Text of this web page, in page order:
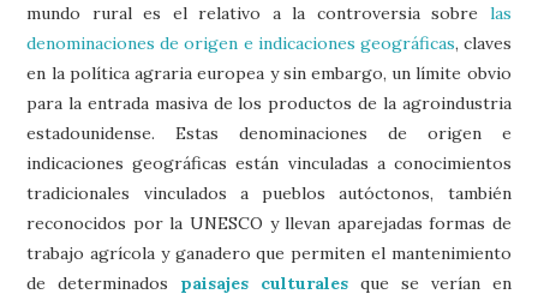
mundo rural es el relativo a la controversia sobre las
denominaciones de origen e indicaciones geográficas, claves
en la política agraria europea y sin embargo, un límite obvio
para la entrada masiva de los productos de la agroindustria
estadounidense. Estas denominaciones de origen e
indicaciones geográficas están vinculadas a conocimientos
tradicionales vinculados a pueblos autóctonos, también
reconocidos por la UNESCO y llevan aparejadas formas de
trabajo agrícola y ganadero que permiten el mantenimiento
de determinados paisajes culturales que se verían en